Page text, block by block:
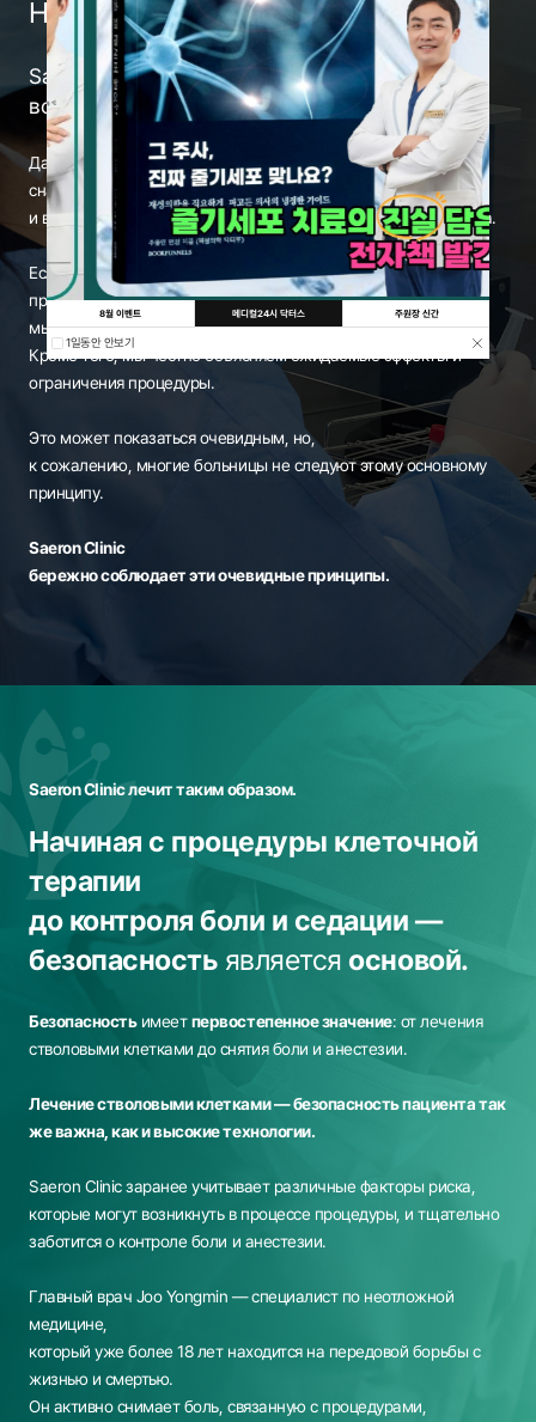
Нет процедур без разбора.
Saeron Clinic
всегда начинает с диагностики.
Даже если пациент хочет провести эту процедуру,
сначала проводим тщательную диагностику
и внимательно оцениваем, действительно ли она необходима.
Если есть медицинская ситуация, которая должна быть
приоритетнее лечения или процедуры,
мы честно информируем об этом в первую очередь.
Кроме того, мы честно объясняем ожидаемые эффекты и
ограничения процедуры.
Это может показаться очевидным, но,
к сожалению, многие больницы не следуют этому основному
принципу.
Saeron Clinic
бережно соблюдает эти очевидные принципы.
Saeron Clinic лечит таким образом.
Начиная с процедуры клеточной
терапии
до контроля боли и седации —
безопасность является основой.
Безопасностьимеетпервостепенное значение: от лечения
стволовыми клетками до снятия боли и анестезии.
Лечение стволовыми клетками — безопасность пациента так
же важна, как и высокие технологии.
Saeron Clinic заранее учитывает различные факторы риска,
которые могут возникнуть в процессе процедуры, и тщательно
заботится о контроле боли и анестезии.
Главный врач Joo Yongmin — специалист по неотложной
медицине,
который уже более 18 лет находится на передовой борьбы с
жизнью и смертью.
Он активно снимает боль, связанную с процедурами,
8월 이벤트 메디컬24시 닥터스 주원장 신간
1일동안 안보기